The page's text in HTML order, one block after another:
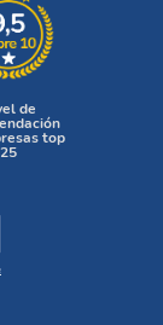
de
top
25